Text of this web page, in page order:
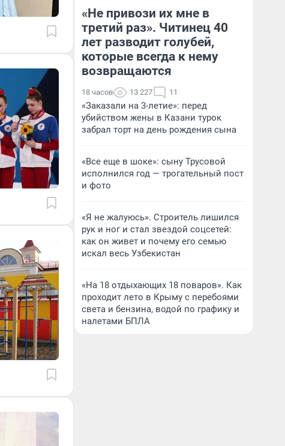
«Не привози их мне в
третий раз». Читинец 40
лет разводит голубей,
которые всегда к нему
возвращаются
18 часов 13 227 11
«Заказали на 3-летие»: перед
убийством жены в Казани турок
забрал торт на день рождения сына
«Все еще в шоке»: сыну Трусовой
исполнился год — трогательный пост
и фото
«Я не жалуюсь». Строитель лишился
рук и ног и стал звездой соцсетей:
как он живет и почему его семью
искал весь Узбекистан
«На 18 отдыхающих 18 поваров». Как
проходит лето в Крыму с перебоями
света и бензина, водой по графику и
налетами БПЛА